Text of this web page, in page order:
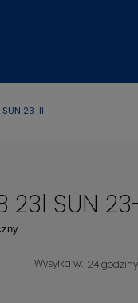
23-II
SUN
Wysyłka w: 24 godziny